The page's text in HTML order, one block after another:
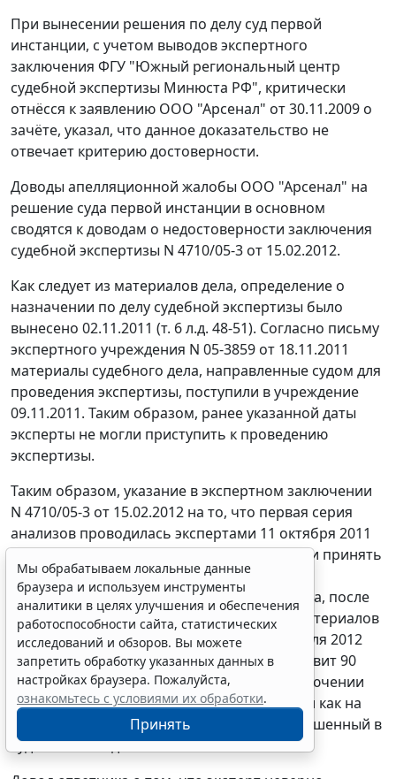
При вынесении решения по делу суд первой
инстанции, с учетом выводов экспертного
заключения ФГУ "Южный региональный центр
судебной экспертизы Минюста РФ", критически
отнёсся к заявлению ООО "Арсенал" от 30.11.2009 о
зачёте, указал, что данное доказательство не
отвечает критерию достоверности.
Доводы апелляционной жалобы ООО "Арсенал" на
решение суда первой инстанции в основном
сводятся к доводам о недостоверности заключения
судебной экспертизы N 4710/05-3 от 15.02.2012.
Как следует из материалов дела, определение о
назначении по делу судебной экспертизы было
вынесено 02.11.2011 (т. 6 л.д. 48-51). Согласно письму
экспертного учреждения N 05-3859 от 18.11.2011
материалы судебного дела, направленные судом для
проведения экспертизы, поступили в учреждение
09.11.2011. Таким образом, ранее указанной даты
эксперты не могли приступить к проведению
экспертизы.
Таким образом, указание в экспертном заключении
N 4710/05-3 от 15.02.2012 на то, что первая серия
анализов проводилась экспертами 11 октября 2011
года, является технической опечаткой. Если принять
во внимание, что фактически экспертное
исследование началось 10 ноября 2011 года, после
поступления в распоряжение экспертов материалов
судебного дела, и было окончено 10 февраля 2012
года, то срок проведения экспертизы составит 90
дней, так на это указано в экспертном заключении
(оборотная сторона листа дела 68 тома 6) и как на
это указал эксперт Масленников В.Г., допрошенный в
судебном заседании 19.03.2012.
Мы обрабатываем локальные данные
браузера и используем инструменты
аналитики в целях улучшения и обеспечения
работоспособности сайта, статистических
исследований и обзоров. Вы можете
запретить обработку указанных данных в
настройках браузера. Пожалуйста,
ознакомьтесь с условиями их обработки.
Принять